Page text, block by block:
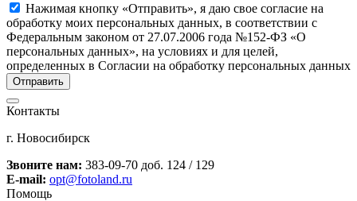
Нажимая кнопку «Отправить», я даю свое согласие на
обработку моих персональных данных, в соответствии с
Федеральным законом от 27.07.2006 года №152-ФЗ «О
персональных данных», на условиях и для целей,
определенных в Согласии на обработку персональных данных
Контакты
г. Новосибирск
Звоните нам: 383-09-70 доб. 124 / 129
E-mail: opt@fotoland.ru
Помощь